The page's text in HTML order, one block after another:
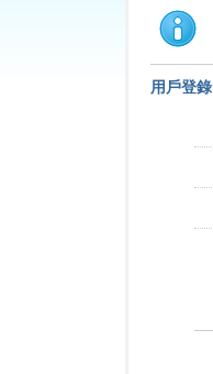
用戶登錄